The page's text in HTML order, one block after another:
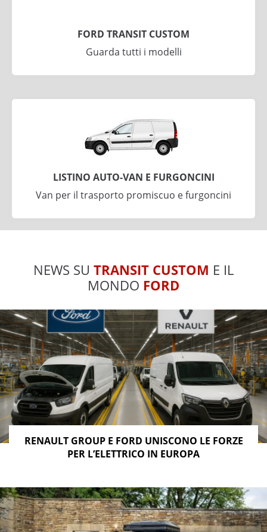
FORD TRANSIT CUSTOM
Guarda tutti i modelli
LISTINO AUTO-VAN E FURGONCINI
Van per il trasporto promiscuo e furgoncini
NEWS SU TRANSIT CUSTOM E IL
MONDO FORD
RENAULT GROUP E FORD UNISCONO LE FORZE
PER L’ELETTRICO IN EUROPA